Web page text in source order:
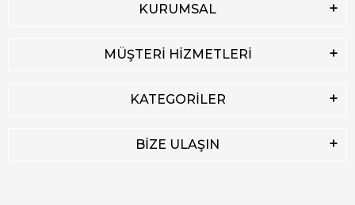
KURUMSAL
MÜŞTERİ HİZMETLERİ
KATEGORİLER
BİZE ULAŞIN